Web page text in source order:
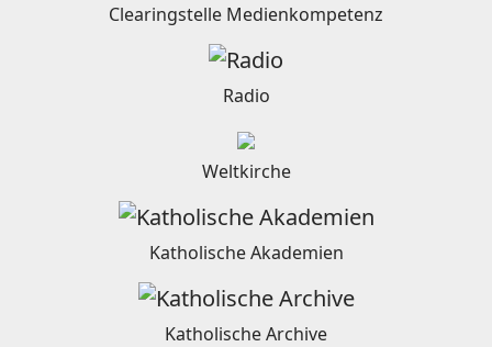
Clearingstelle Medienkompetenz
Radio
Weltkirche
Katholische Akademien
Katholische Archive